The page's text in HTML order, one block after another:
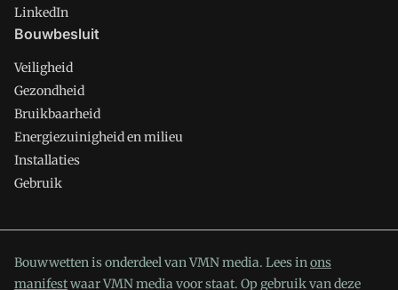
LinkedIn
Bouwbesluit
Veiligheid
Gezondheid
Bruikbaarheid
Energiezuinigheid en milieu
Installaties
Gebruik
Bouwwetten is onderdeel van VMN media. Lees inons
manifestwaar VMN media voor staat. Op gebruik van deze